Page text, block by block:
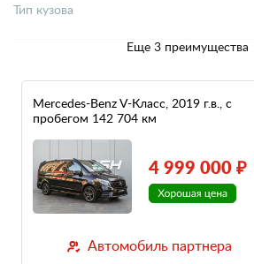
Тип кузова
Еще 3 преимущества
Mercedes-Benz V-Класс, 2019 г.в., с
пробегом 142 704 км
4 999 000 ₽
Автомобиль партнера